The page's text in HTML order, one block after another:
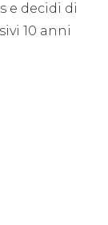
e decidi di
10 anni